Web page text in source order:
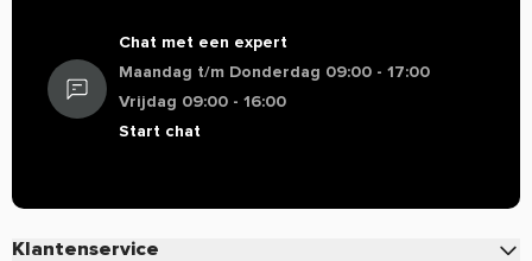
Chat met een expert
Maandag t/m Donderdag 09:00 - 17:00
Vrijdag 09:00 - 16:00
Start chat
Klantenservice